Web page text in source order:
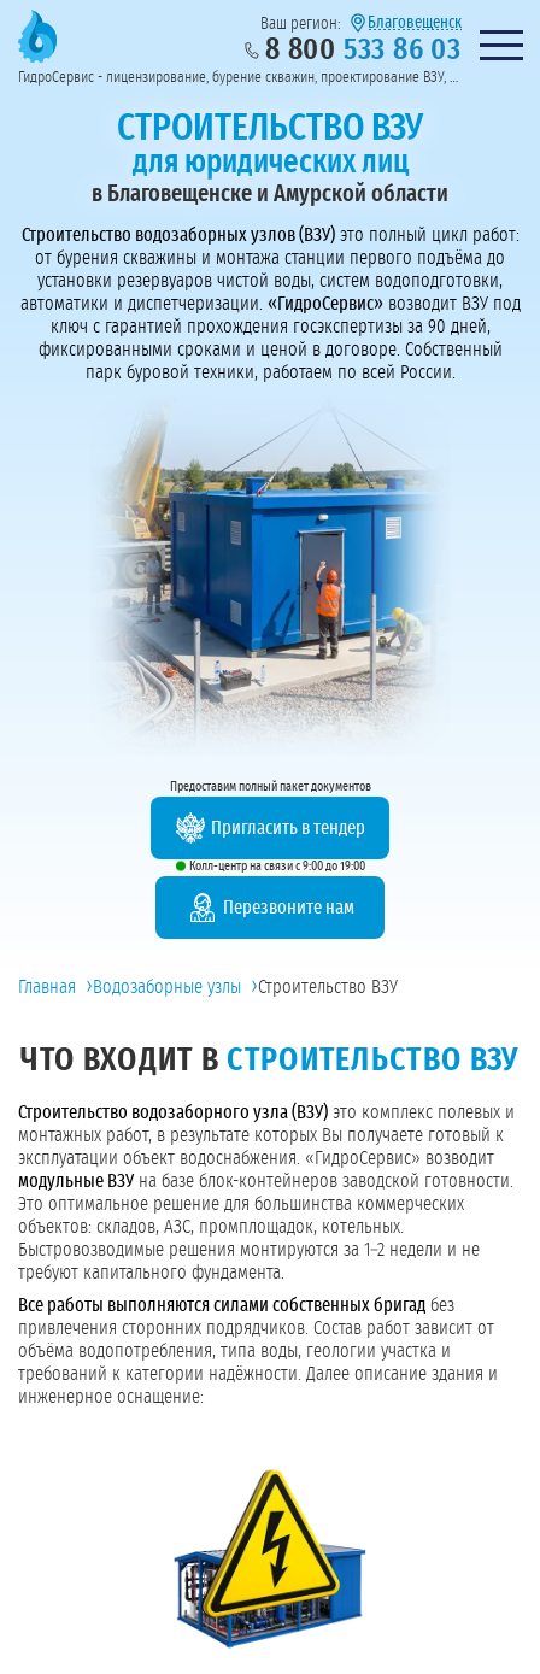
Предоставим полный пакет документов
Пригласить в тендер
Колл-центр на связи с 9:00 до 19:00
Перезвоните мне!
Ваш регион: Благовещенск
8 800 533 86 03 Нужна
ГидроСервис - лицензирование, бурение скважин, проектирование ВЗУ, системы водоподготовки
СТРОИТЕЛЬСТВО ВЗУ
для юридических лиц
в Благовещенске и Амурской области
Строительство водозаборных узлов (ВЗУ)это полный цикл работ:
от бурения скважины и монтажа станции первого подъёма до
установки резервуаров чистой воды, систем водоподготовки,
автоматики и диспетчеризации. «ГидроСервис»возводит ВЗУ под
ключ с гарантией прохождения госэкспертизы за 90 дней,
фиксированными сроками и ценой в договоре. Собственный
парк буровой техники, работаем по всей России.
Предоставим полный пакет документов
Пригласить в тендер
Колл-центр на связи с 9:00 до 19:00
Перезвоните нам
Главная ›Водозаборные узлы ›Строительство ВЗУ
ЧТО ВХОДИТ В СТРОИТЕЛЬСТВО ВЗУ
Строительство водозаборного узла (ВЗУ) это комплекс полевых и
монтажных работ, в результате которых Вы получаете готовый к
эксплуатации объект водоснабжения. «ГидроСервис» возводит
модульные ВЗУна базе блок-контейнеров заводской готовности.
Это оптимальное решение для большинства коммерческих
объектов: складов, АЗС, промплощадок, котельных.
Быстровозводимые решения монтируются за 1–2 недели и не
требуют капитального фундамента.
Все работы выполняются силами собственных бригад без
привлечения сторонних подрядчиков. Состав работ зависит от
объёма водопотребления, типа воды, геологии участка и
требований к категории надёжности. Далее описание здания и
инженерное оснащение: